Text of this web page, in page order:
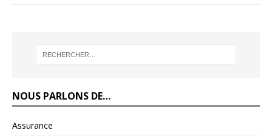
NOUS PARLONS DE…
Assurance